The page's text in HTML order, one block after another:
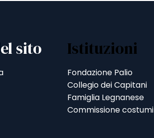
sito Istituzioni
Fondazione Palio
Collegio dei Capitani
Famiglia Legnanese
Commissione costumi